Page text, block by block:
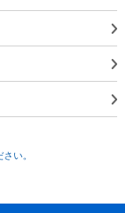
い。